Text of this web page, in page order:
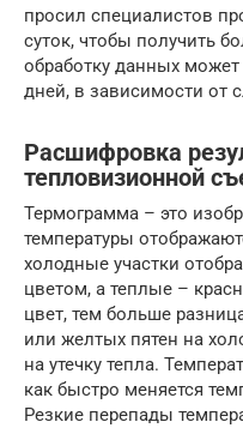
просил специалистов
суток, чтобы получить
обработку данных
дней, в зависимости от
Расшифровка
тепловизионной
Термограмма – это
температуры
холодные участки
цветом, а теплые –
цвет, тем больше
или желтых пятен на
на утечку тепла.
как быстро меняется
Резкие перепады